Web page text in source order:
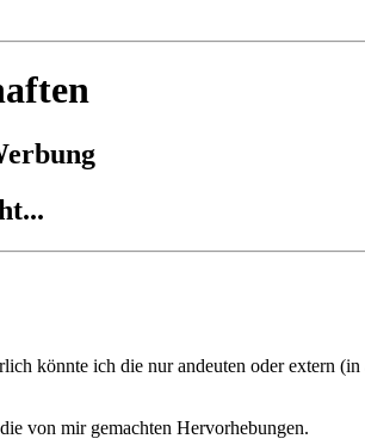
könnte ich die nur andeuten oder extern
von mir gemachten Hervorhebungen.